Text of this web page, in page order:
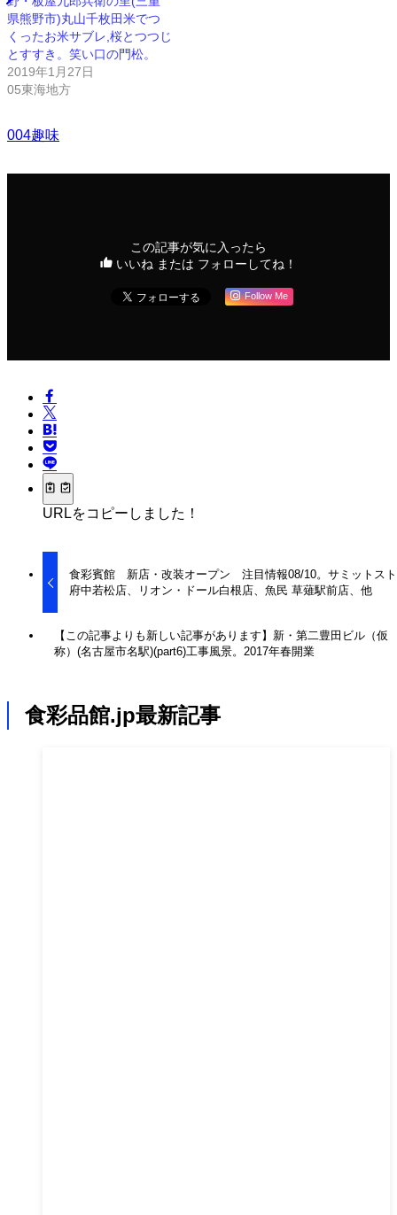
県熊野市)丸山千枚田米でつ
くったお米サブレ,桜とつつじ
とすすき。笑い口の門松。
2019年1月27日
05東海地方
004趣味
この記事が気に入ったら
いいね または フォローしてね！
Follow Me
URLをコピーしました！
食彩賓館 新店・改装オープン 注目情報08/10。サミットス
府中若松店、リオン・ドール白根店、魚民 草薙駅前店、他
【この記事よりも新しい記事があります】新・第二豊田ビル（仮
称）(名古屋市名駅)(part6)工事風景。2017年春開業
食彩品館.jp最新記事